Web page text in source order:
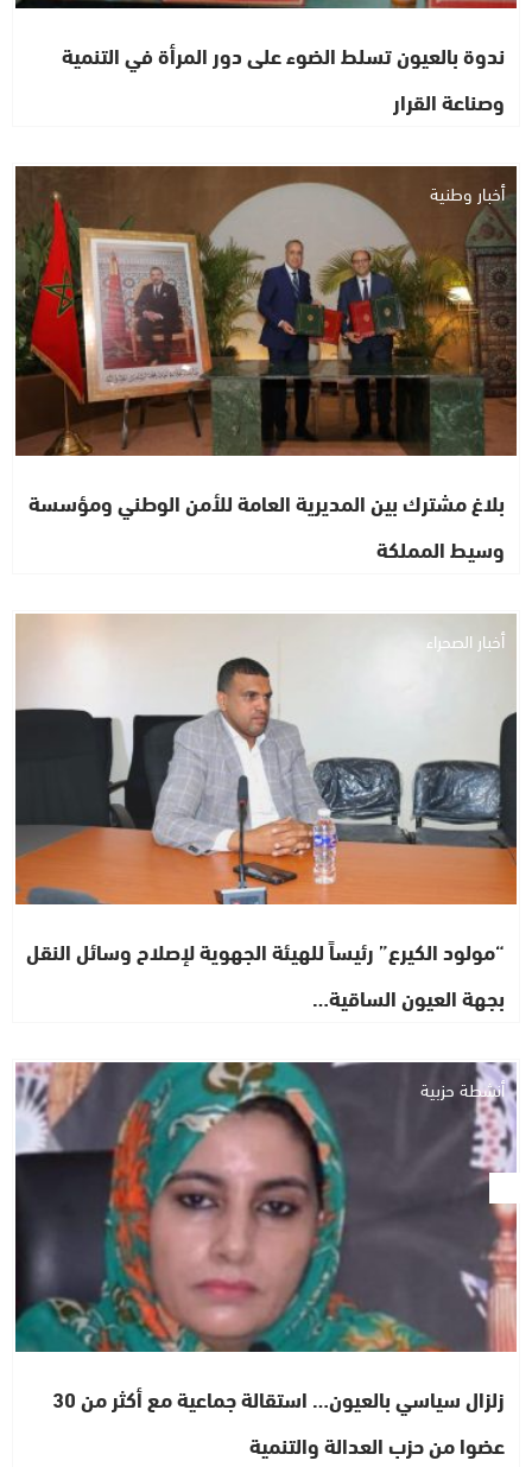
ندوة بالعيون تسلط الضوء على دور المرأة في التنمية
وصناعة القرار
أخبار وطنية
بلاغ مشترك بين المديرية العامة للأمن الوطني ومؤسسة
وسيط المملكة
أخبار الصحراء
“مولود الكيرع” رئيساً للهيئة الجهوية لإصلاح وسائل النقل
بجهة العيون الساقية…
أنشطة حزبية
زلزال سياسي بالعيون… استقالة جماعية مع أكثر من 30
عضوا من حزب العدالة والتنمية